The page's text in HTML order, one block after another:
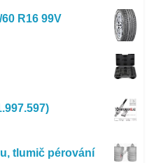
R16 99V
tlumič pérování